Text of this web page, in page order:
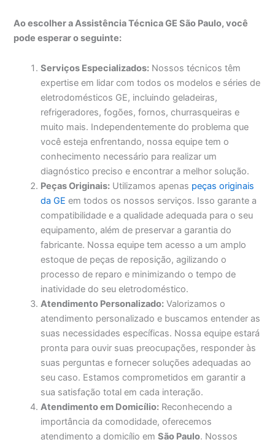
Ao escolher a Assistência Técnica GE São Paulo, você
pode esperar o seguinte:
Serviços Especializados: Nossos técnicos têm
expertise em lidar com todos os modelos e séries de
eletrodomésticos GE, incluindo geladeiras,
refrigeradores, fogões, fornos, churrasqueiras e
muito mais. Independentemente do problema que
você esteja enfrentando, nossa equipe tem o
conhecimento necessário para realizar um
diagnóstico preciso e encontrar a melhor solução.
Peças Originais: Utilizamos apenas peças originais
da GE em todos os nossos serviços. Isso garante a
compatibilidade e a qualidade adequada para o seu
equipamento, além de preservar a garantia do
fabricante. Nossa equipe tem acesso a um amplo
estoque de peças de reposição, agilizando o
processo de reparo e minimizando o tempo de
inatividade do seu eletrodoméstico.
Atendimento Personalizado: Valorizamos o
atendimento personalizado e buscamos entender as
suas necessidades específicas. Nossa equipe estará
pronta para ouvir suas preocupações, responder às
suas perguntas e fornecer soluções adequadas ao
seu caso. Estamos comprometidos em garantir a
sua satisfação total em cada interação.
Atendimento em Domicílio: Reconhecendo a
importância da comodidade, oferecemos
atendimento a domicílio emSão Paulo. Nossos